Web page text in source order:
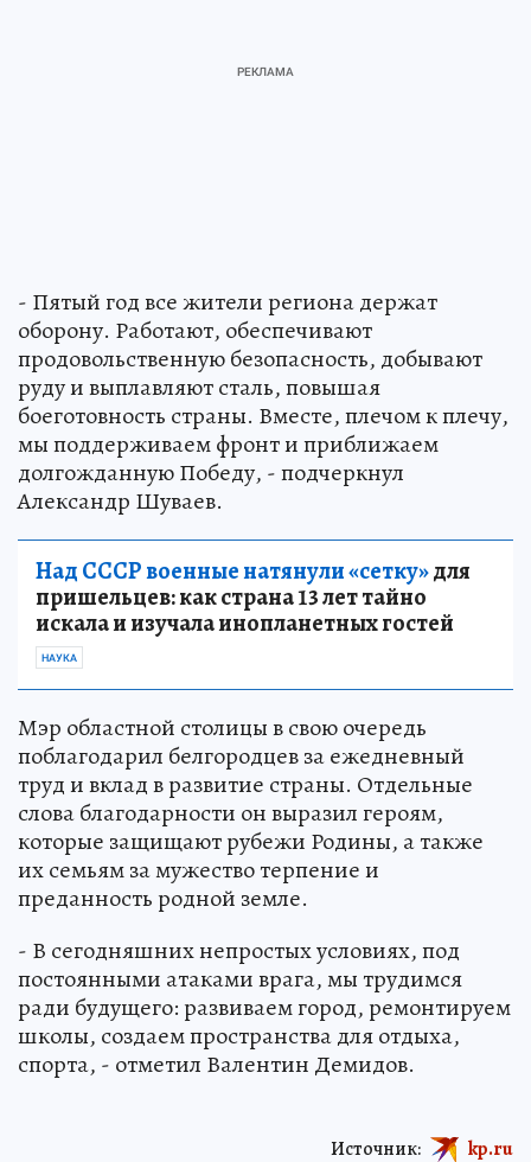
- Пятый год все жители региона держат
оборону. Работают, обеспечивают
продовольственную безопасность, добывают
руду и выплавляют сталь, повышая
боеготовность страны. Вместе, плечом к плечу,
мы поддерживаем фронт и приближаем
долгожданную Победу, - подчеркнул
Александр Шуваев.
Над СССР военные натянули «сетку»для
пришельцев: как страна 13 лет тайно
искала и изучала инопланетных гостей
НАУКА
Мэр областной столицы в свою очередь
поблагодарил белгородцев за ежедневный
труд и вклад в развитие страны. Отдельные
слова благодарности он выразил героям,
которые защищают рубежи Родины, а также
их семьям за мужество терпение и
преданность родной земле.
- В сегодняшних непростых условиях, под
постоянными атаками врага, мы трудимся
ради будущего: развиваем город, ремонтируем
школы, создаем пространства для отдыха,
спорта, - отметил Валентин Демидов.
Источник: kp.ru